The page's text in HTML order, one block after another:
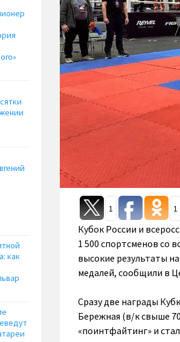
1 1
Кубок России и
1 500 спортсменов со
высокие результаты
медалей, сообщили в
Сразу две награды
Бережная (в/к свыше
«поинтфайтинг» и
как